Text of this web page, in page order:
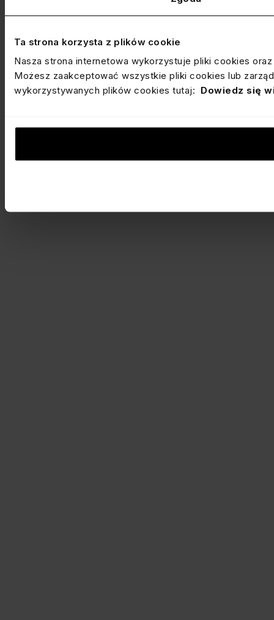
Ta strona korzysta z plików cookie
Nasza strona internetowa wykorzystuje pliki cookies
Możesz zaakceptować wszystkie pliki cookies lub
wykorzystywanych plików cookies tutaj: Dowiedz się